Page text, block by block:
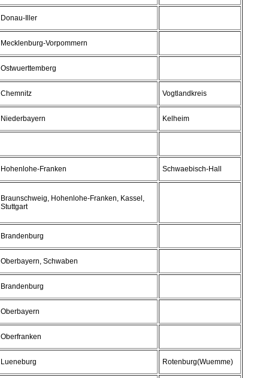
Donau-Iller
Mecklenburg-Vorpommern
Ostwuerttemberg
Chemnitz Vogtlandkreis
Niederbayern Kelheim
Hohenlohe-Franken Schwaebisch-Hall
Braunschweig, Hohenlohe-Franken, Kassel,
Stuttgart
Brandenburg
Oberbayern, Schwaben
Brandenburg
Oberbayern
Oberfranken
Lueneburg Rotenburg(Wuemme)